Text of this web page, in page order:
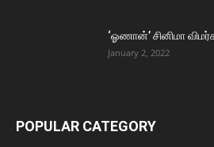
‘ஓணான்’ சினிமா
January 2, 2022
POPULAR CATEGORY